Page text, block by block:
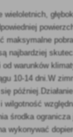
wieloletnich,
maksymalne
najbardziej
warunków
10-14 dni.W
wilgotność
środka ogranicza
wykonywać